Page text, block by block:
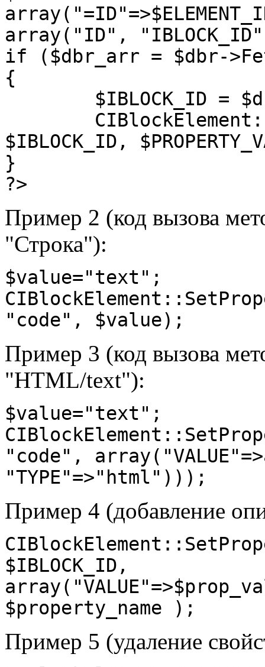
array("ID",
if ($dbr_arr = $dbr-
{
$IBLOCK_ID,
}
?>
Пример 2 (код вызова
"Строка"):
$value="text";
Пример 3 (код вызова
"HTML/text"):
$value="text";
"code",
Пример 4 (добавление
$IBLOCK_ID,
Пример 5 (удаление